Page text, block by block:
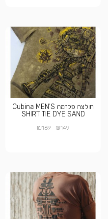
חולצה פלזמה Cubina MEN'S
SHIRT TIE DYE SAND
₪149
₪169